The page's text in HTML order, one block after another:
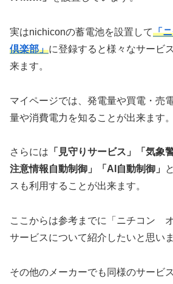
実はnichiconの蓄電池を設置して「
倶楽部」に登録すると様々なサービ
来ます。
マイページでは、発電量や買電・売
量や消費電力を知ることが出来ます。
さらには 「見守りサービス」「気象
注意情報自動制御」「AI自動制御」
スも利用することが出来ます。
ここからは参考までに「ニチコン
サービスについて紹介したいと思いま
その他のメーカーでも同様のサービ